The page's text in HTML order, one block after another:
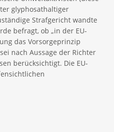
glyphosathaltiger
Strafgericht wandte
befragt, ob „in der EU-
das Vorsorgeprinzip
nach Aussage der Richter
berücksichtigt. Die EU-